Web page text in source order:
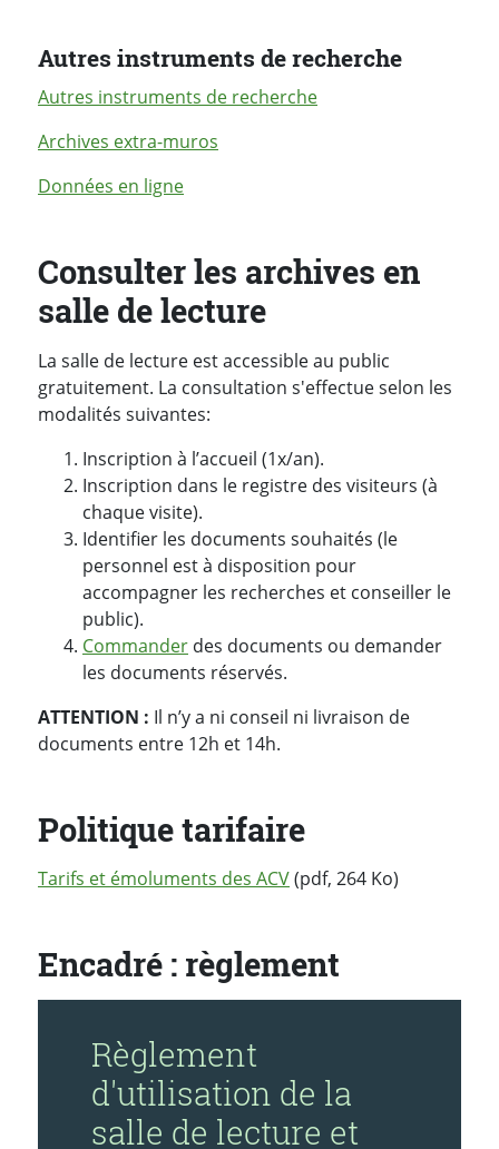
Autres instruments de recherche
Autres instruments de recherche
Archives extra-muros
Données en ligne
Consulter les archives en
salle de lecture
La salle de lecture est accessible au public
gratuitement. La consultation s'effectue selon les
modalités suivantes:
Inscription à l’accueil (1x/an).
Inscription dans le registre des visiteurs (à
chaque visite).
Identifier les documents souhaités (le
personnel est à disposition pour
accompagner les recherches et conseiller le
public).
Commander des documents ou demander
les documents réservés.
ATTENTION : Il n’y a ni conseil ni livraison de
documents entre 12h et 14h.
Politique tarifaire
Tarifs et émoluments des ACV(pdf, 264 Ko)
Encadré : règlement
Règlement
d'utilisation de la
salle de lecture et